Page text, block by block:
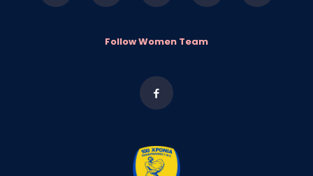
Follow Women Team